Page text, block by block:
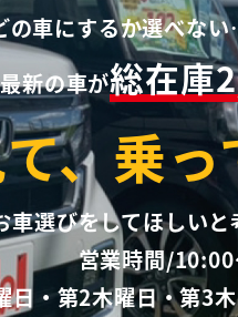
の車にするか選べな
新の車が総在庫
、乗
車選びをしてほしいと
営業時間/
日・第2木曜日・第3